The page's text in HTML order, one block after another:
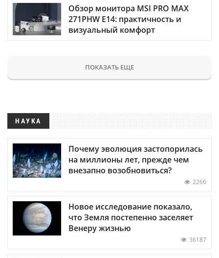
Обзор монитора MSI PRO MAX
271PHW E14: практичность и
визуальный комфорт
ПОКАЗАТЬ ЕЩЕ
НАУКА
Почему эволюция застопорилась
на миллионы лет, прежде чем
внезапно возобновиться?
2266
Новое исследование показало,
что Земля постепенно заселяет
Венеру жизнью
36187